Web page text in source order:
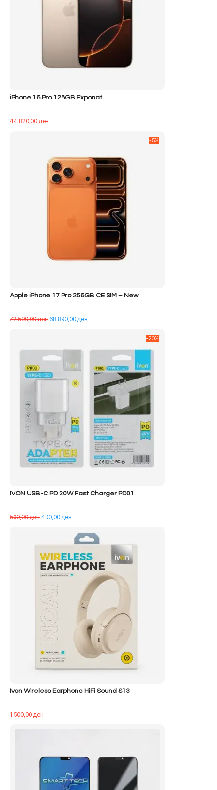
iPhone 16 Pro 128GB Exponat
44.820,00ден
Apple iPhone 17 Pro 256GB CE SIM – New
72.590,00денÇmimi
68.890,00ден
68.890,00 ден.
-5%
IVON USB-C PD 20W Fast Charger PD01
500,00денÇmimi
400,00ден
tanishëm
është:
400,00 ден.
-20%
Ivon Wireless Earphone HiFi Sound S13
1.500,00ден